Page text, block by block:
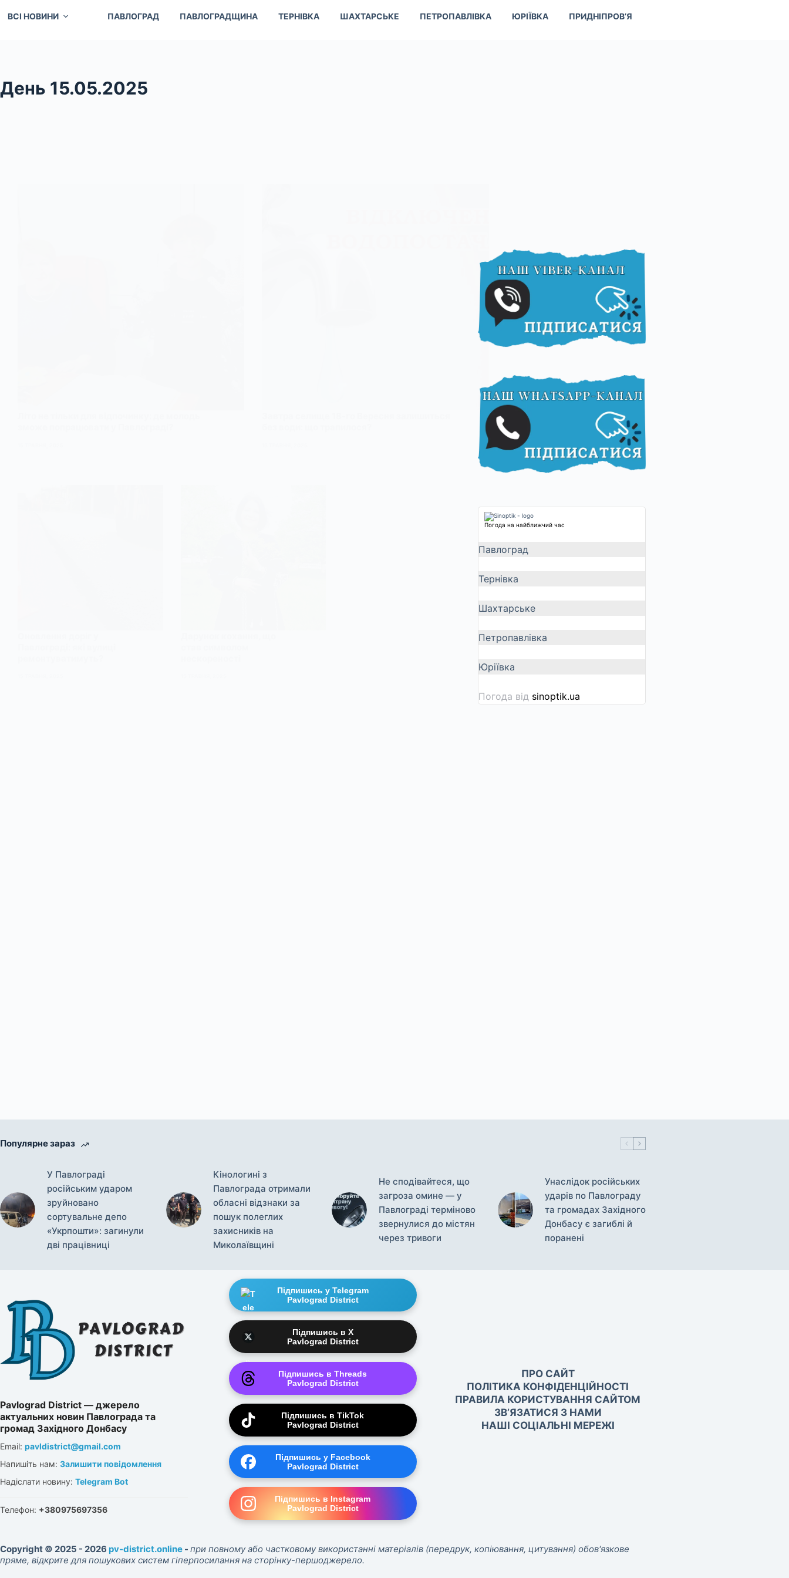
ВСІ НОВИНИ ПАВЛОГРАД ПАВЛОГРАДЩИНА ТЕРНІВКА ШАХТАРСЬКЕ ПЕТРОПАВЛІВКА ЮРІЇВКА ПРИДНІПРОВ’Я
День 15.05.2025
Погода на найближчий час
Павлоград
Тернівка
Шахтарське
Петропавлівка
Юріївка
Погода від sinoptik.ua
Популярне зараз
У Павлограді
російським ударом
зруйновано
сортувальне депо
«Укрпошти»: загинули
дві працівниці
Кінологині з
Павлограда отримали
обласні відзнаки за
пошук полеглих
захисників на
Миколаївщині
Не сподівайтеся, що
загроза омине — у
Павлограді терміново
звернулися до містян
через тривоги
Унаслідок російських
ударів по Павлограду
та громадах Західного
Донбасу є загиблі й
поранені
Pavlograd District — джерело
актуальних новин Павлограда та
громад Західного Донбасу
Email: pavldistrict@gmail.com
Напишіть нам: Залишити повідомлення
Надіслати новину: Telegram Bot
Телефон: +380975697356
Підпишись у Telegram
Pavlograd District
Підпишись в X
Pavlograd District
Підпишись в Threads
Pavlograd District
Підпишись в TikTok
Pavlograd District
Підпишись у Facebook
Pavlograd District
Підпишись в Instagram
Pavlograd District
ПРО САЙТ
ПОЛІТИКА КОНФІДЕНЦІЙНОСТІ
ПРАВИЛА КОРИСТУВАННЯ САЙТОМ
ЗВ’ЯЗАТИСЯ З НАМИ
НАШІ СОЦІАЛЬНІ МЕРЕЖІ
Copyright © 2025 - 2026 pv-district.online - при повному або частковому використанні матеріалів (передрук, копіювання, цитування) обов'язкове
пряме, відкрите для пошукових систем гіперпосилання на сторінку-першоджерело.